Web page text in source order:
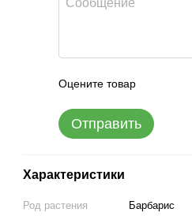
Оцените товар
Отправить
Характеристики
Род растения
Барбарис